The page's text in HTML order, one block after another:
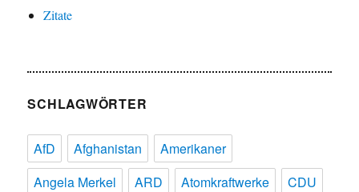
Zitate
SCHLAGWÖRTER
AfD Afghanistan
Amerikaner
Angela Merkel
ARD Atomkraftwerke
CDU